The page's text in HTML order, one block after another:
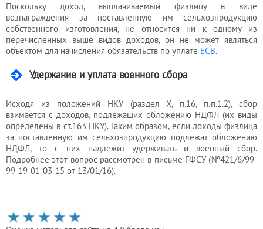
Поскольку доход, выплачиваемый физлицу в виде
вознаграждения за поставленную им сельхозпродукцию
собственного изготовления, не относится ни к одному из
перечисленных выше видов доходов, он не может являться
объектом для начисления обязательств по уплате ЕСВ.
Удержание и уплата военного сбора
Исходя из положений НКУ (раздел Х, п.16, п.п.1.2), сбор
взимается с доходов, подлежащих обложению НДФЛ (их виды
определены в ст.163 НКУ). Таким образом, если доходы физлица
за поставленную им сельхозпродукцию подлежат обложению
НДФЛ, то с них надлежит удерживать и военный сбор.
Подробнее этот вопрос рассмотрен в письме ГФСУ (№421/6/99-
99-19-01-03-15 от 13/01/16).